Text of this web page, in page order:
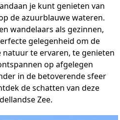
je kunt genieten van
de azuurblauwe wateren.
wandelaars als gezinnen,
gelegenheid om de
te ervaren, te genieten
op afgelegen
in de betoverende sfeer
de schatten van deze
Zee.